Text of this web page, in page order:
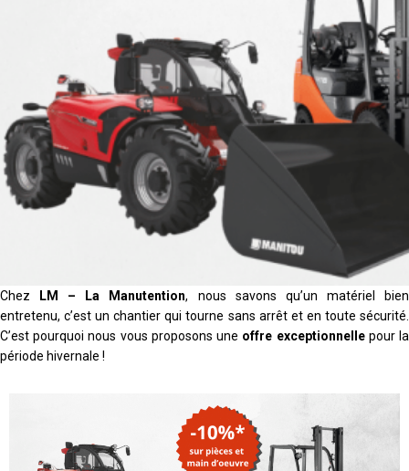
Chez LM – La Manutention, nous savons qu’un matériel bien
entretenu, c’est un chantier qui tourne sans arrêt et en toute sécurité.
C’est pourquoi nous vous proposons une offre exceptionnellepour la
période hivernale !